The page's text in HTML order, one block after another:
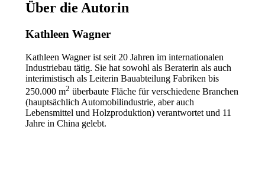
Über die Autorin
Kathleen Wagner
Kathleen Wagner ist seit 20 Jahren im internationalen
Industriebau tätig. Sie hat sowohl als Beraterin als auch
interimistisch als Leiterin Bauabteilung Fabriken bis
250.000 m2 überbaute Fläche für verschiedene Branchen
(hauptsächlich Automobilindustrie, aber auch
Lebensmittel und Holzproduktion) verantwortet und 11
Jahre in China gelebt.